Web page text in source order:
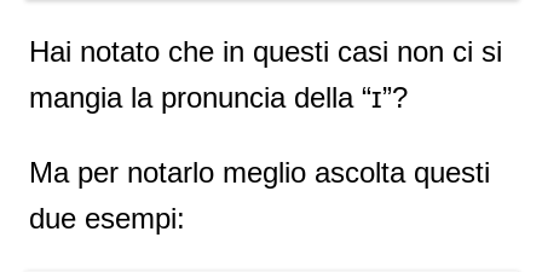
Hai notato che in questi casi non ci si
mangia la pronuncia della “ɪ”?
Ma per notarlo meglio ascolta questi
due esempi: